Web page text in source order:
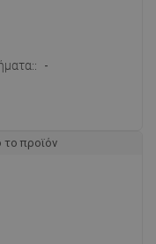
-
προϊόν